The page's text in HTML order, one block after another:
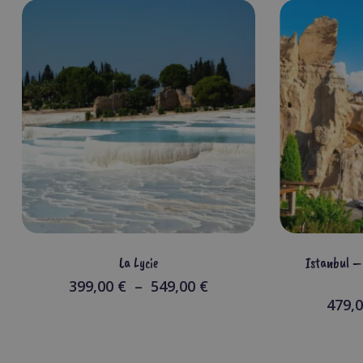
La Lycie
399,00 € – 549,00 €Plage
Istanbul –